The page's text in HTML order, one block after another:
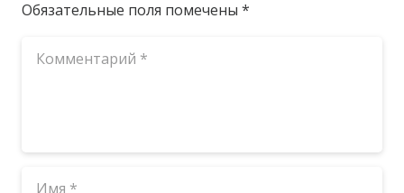
Обязательные поля помечены *